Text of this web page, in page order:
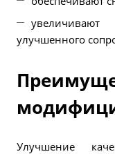
улучшенного
Улучшение